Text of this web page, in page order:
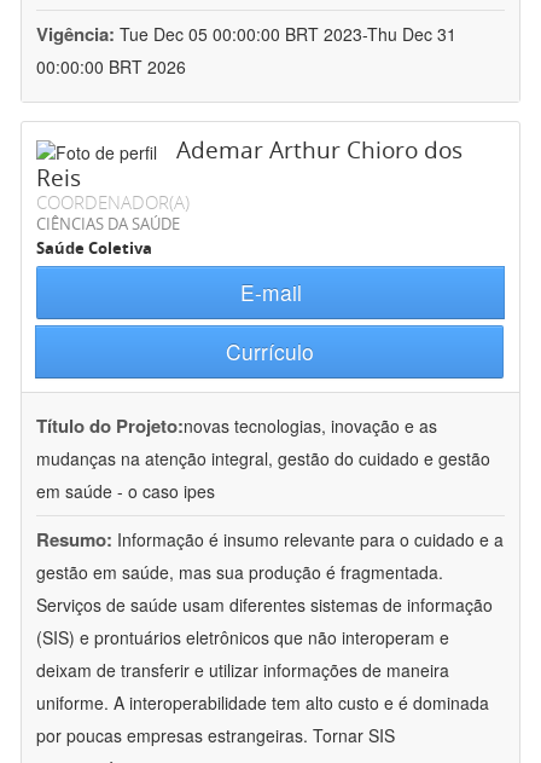
Vigência: Tue Dec 05 00:00:00 BRT 2023-Thu Dec 31
00:00:00 BRT 2026
Ademar Arthur Chioro dos
Reis
COORDENADOR(A)
CIÊNCIAS DA SAÚDE
Saúde Coletiva
E-mail
Currículo
Título do Projeto:novas tecnologias, inovação e as
mudanças na atenção integral, gestão do cuidado e gestão
em saúde - o caso ipes
Resumo: Informação é insumo relevante para o cuidado e a
gestão em saúde, mas sua produção é fragmentada.
Serviços de saúde usam diferentes sistemas de informação
(SIS) e prontuários eletrônicos que não interoperam e
deixam de transferir e utilizar informações de maneira
uniforme. A interoperabilidade tem alto custo e é dominada
por poucas empresas estrangeiras. Tornar SIS